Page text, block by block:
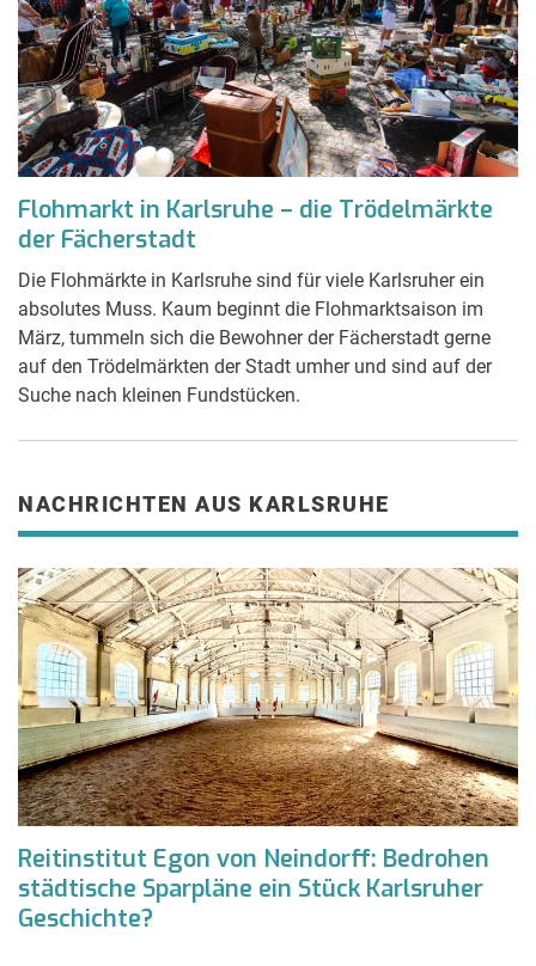
Flohmarkt in Karlsruhe – die Trödelmärkte
der Fächerstadt
Die Flohmärkte in Karlsruhe sind für viele Karlsruher ein
absolutes Muss. Kaum beginnt die Flohmarktsaison im
März, tummeln sich die Bewohner der Fächerstadt gerne
auf den Trödelmärkten der Stadt umher und sind auf der
Suche nach kleinen Fundstücken.
NACHRICHTEN AUS KARLSRUHE
Reitinstitut Egon von Neindorff: Bedrohen
städtische Sparpläne ein Stück Karlsruher
Geschichte?